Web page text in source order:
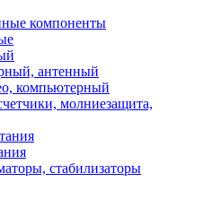
компоненты
антенный
компьютерный
молниезащита,
стабилизаторы